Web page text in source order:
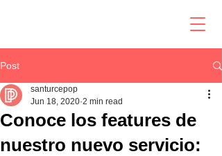
Post
Conoce los features de
nuestro nuevo servicio:
santurcepop
Jun 18, 2020 2 min read